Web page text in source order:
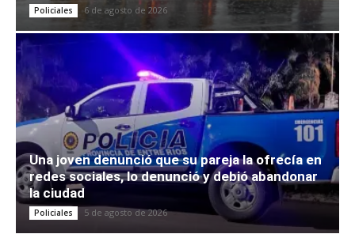
Policiales 6 de agosto de 2026
Una joven denunció que su pareja la ofrecía en
redes sociales, lo denunció y debió abandonar
la ciudad
Policiales 5 de agosto de 2026